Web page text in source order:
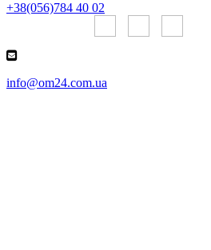
+38(056)784 40 02
info@om24.com.ua